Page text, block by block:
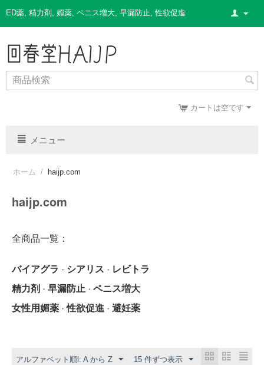
ED薬, 精力剤 , 媚薬, ペニス増大, 早漏防止,性欲促進
カートは空です
メニュー
ホーム / haijp.com
haijp.com
全商品一覧：
バイアグラ ・ シアリス ・ レビトラ
精力剤 ・ 早漏防止 ・ ペニス増大
女性用媚薬 ・性欲促進 ・ 避妊薬
アルファベット順l: A から Z 15 件ずつ表示